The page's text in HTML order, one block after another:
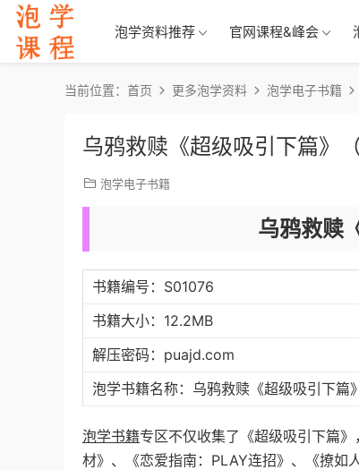
泡学资料推荐 官网课程&峰会
当前位置： 首页 更多泡学资料 泡学电子书籍
乌鸦救赎《超级吸引下篇》
泡学电子书籍
乌鸦救赎
书籍编号：S01076
书籍大小：12.2MB
解压密码：puajd.com
泡学书籍名称：乌鸦救赎《超级吸引下篇》
泡学书籍专区不仅收集了《超级吸引下篇
材》、《恋爱指南：PLAY连招》、《撩如